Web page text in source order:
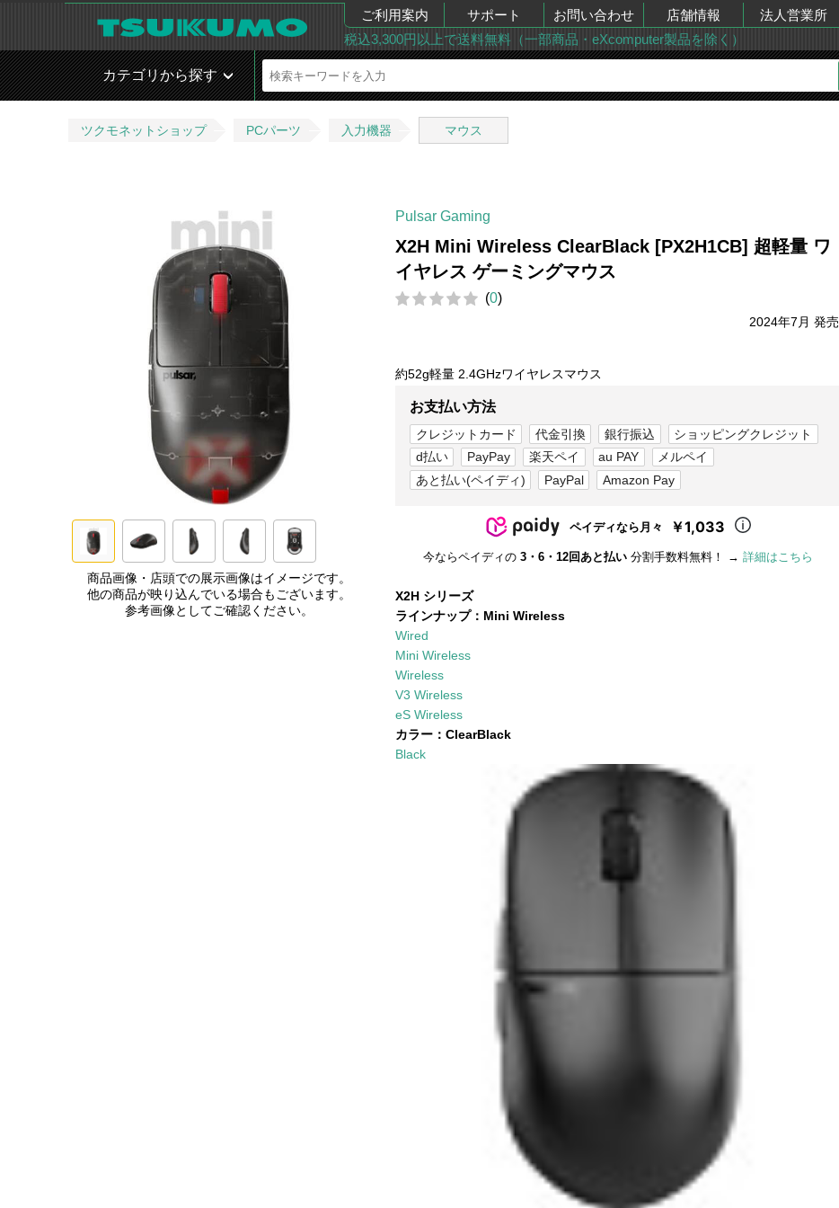
ご利用案内 サポート お問い合わせ 店舗情報 法人営業所
税込3,300円以上で送料無料（一部商品・eXcomputer製品を除く）
カテゴリから探す
ツクモネットショップ PCパーツ 入力機器 マウス
商品画像・店頭での展示画像はイメージです。
他の商品が映り込んでいる場合もございます。
参考画像としてご確認ください。
Pulsar Gaming
X2H Mini Wireless ClearBlack [PX2H1CB] 超軽量 ワ
イヤレス ゲーミングマウス
(0)
2024年7月 発売
約52g軽量 2.4GHzワイヤレスマウス
お支払い方法
クレジットカード 代金引換 銀行振込
ショッピングクレジット
d払い
PayPay 楽天ペイ au PAY
メルペイ
あと払い(ペイディ)
PayPal Amazon Pay
ペイディなら月々 ￥1,033
今ならペイディの 3・6・12回あと払い 分割手数料無料！ → 詳細はこちら
X2H シリーズ
ラインナップ： Mini Wireless
Wired
Mini Wireless
Wireless
V3 Wireless
eS Wireless
カラー： ClearBlack
Black